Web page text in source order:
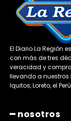
El Diario La Región
con más de tres
veracidad y
llevando a
Iquitos, Loreto, el
━ nosotros